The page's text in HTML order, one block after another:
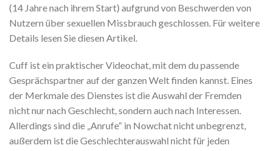
(14 Jahre nach ihrem Start) aufgrund von Beschwerden von
Nutzern über sexuellen Missbrauch geschlossen. Für weitere
Details lesen Sie diesen Artikel.
Cuff ist ein praktischer Videochat, mit dem du passende
Gesprächspartner auf der ganzen Welt finden kannst. Eines
der Merkmale des Dienstes ist die Auswahl der Fremden
nicht nur nach Geschlecht, sondern auch nach Interessen.
Allerdings sind die „Anrufe“ in Nowchat nicht unbegrenzt,
außerdem ist die Geschlechterauswahl nicht für jeden